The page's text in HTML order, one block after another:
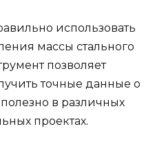
использовать
массы стального
позволяет
точные данные о
в различных
проектах.